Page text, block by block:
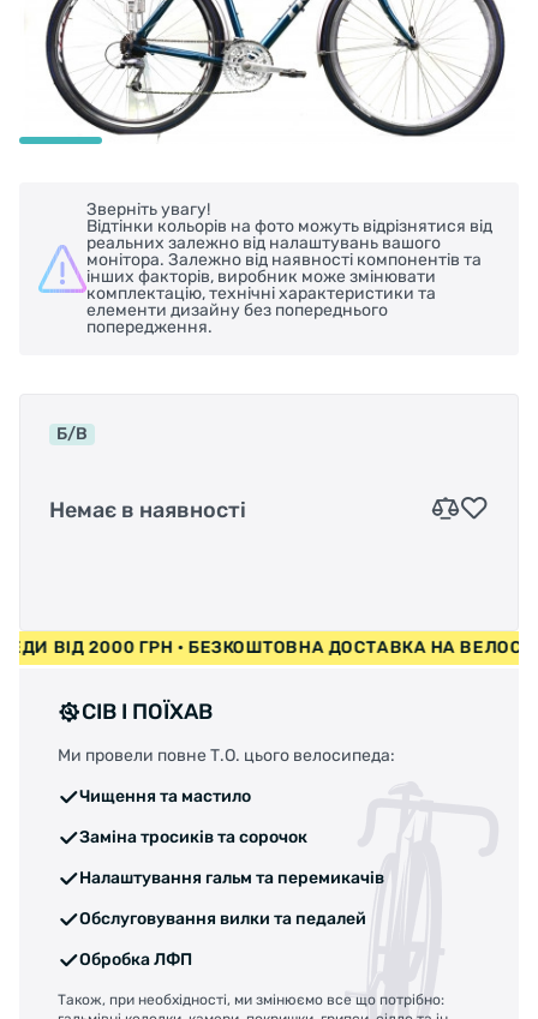
Зверніть увагу!
Відтінки кольорів на фото можуть відрізнятися від
реальних залежно від налаштувань вашого
монітора. Залежно від наявності компонентів та
інших факторів, виробник може змінювати
комплектацію, технічні характеристики та
елементи дизайну без попереднього
попередження.
Б/В
Немає в наявності
ВІД 2000 ГРН • БЕЗКОШТОВНА ДОСТАВКА НА
СІВ І ПОЇХАВ
Ми провели повне Т.О. цього велосипеда:
Чищення та мастило
Заміна тросиків та сорочок
Налаштування гальм та перемикачів
Обслуговування вилки та педалей
Обробка ЛФП
Також, при необхідності, ми змінюємо все що потрібно: